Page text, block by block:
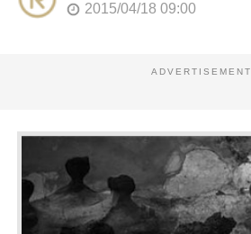
2015/04/18 09:00
ADVERTISEMENT